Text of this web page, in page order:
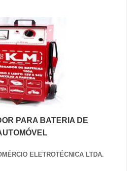
PARA BATERIA DE
ELETROTÉCNICA LTDA.